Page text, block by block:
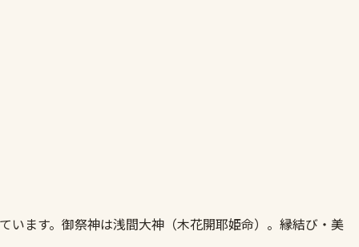
ます。御祭神は浅間大神（木花開耶姫命）。縁結び・美